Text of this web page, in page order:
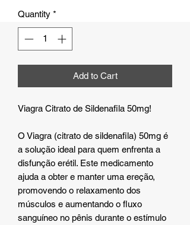
Quantity *
Add to Cart
Viagra Citrato de Sildenafila 50mg!
O Viagra (citrato de sildenafila) 50mg é
a solução ideal para quem enfrenta a
disfunção erétil. Este medicamento
ajuda a obter e manter uma ereção,
promovendo o relaxamento dos
músculos e aumentando o fluxo
sanguíneo no pênis durante o estímulo